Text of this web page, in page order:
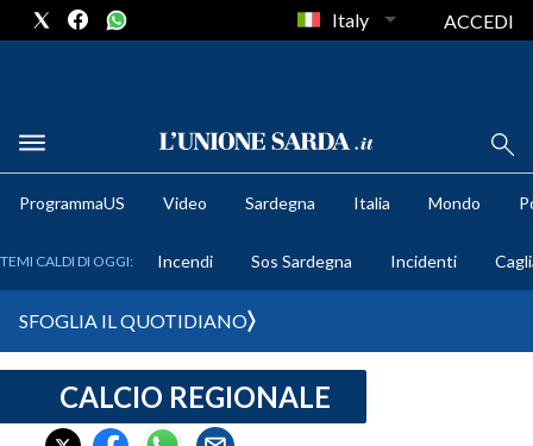
METEO
CRONACA SARDEGNA
CAGLIARI
Italy ACCEDI
ProgrammaUS Video Sardegna Italia Mondo
TEMI CALDI DI OGGI: Incendi Sos Sardegna Incidenti
SFOGLIA IL QUOTIDIANO
CALCIO REGIONALE